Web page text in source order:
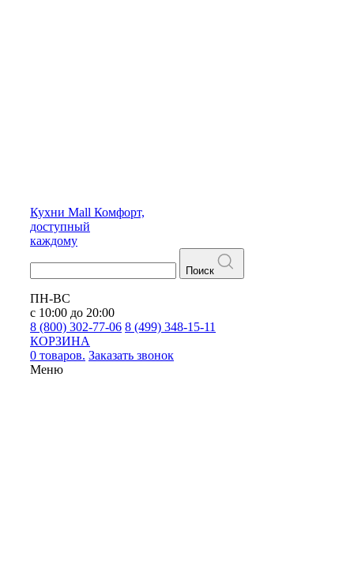
Кухни Mall Комфорт,
доступный
каждому
Поиск
ПН-ВС
с 10:00 до 20:00
8 (800) 302-77-06 8 (499) 348-15-11
КОРЗИНА
0 товаров. Заказать звонок
Меню